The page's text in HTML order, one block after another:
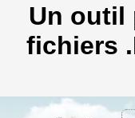
Un outil
fichiers